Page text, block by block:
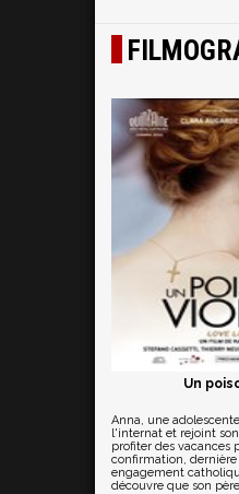
Un
Anna, une
l'internat et rejoint
profiter des vacances
confirmation, dernière
engagement
découvre que son